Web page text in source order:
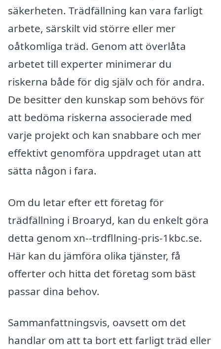
säkerheten. Trädfällning kan vara farligt
arbete, särskilt vid större eller mer
oåtkomliga träd. Genom att överlåta
arbetet till experter minimerar du
riskerna både för dig själv och för andra.
De besitter den kunskap som behövs för
att bedöma riskerna associerade med
varje projekt och kan snabbare och mer
effektivt genomföra uppdraget utan att
sätta någon i fara.
Om du letar efter ett företag för
trädfällning i Broaryd, kan du enkelt göra
detta genom xn--trdfllning-pris-1kbc.se.
Här kan du jämföra olika tjänster, få
offerter och hitta det företag som bäst
passar dina behov.
Sammanfattningsvis, oavsett om det
handlar om att ta bort ett farligt träd eller